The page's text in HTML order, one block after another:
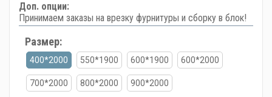
Доп. опции:
Принимаем заказы на врезку фурнитуры и сборку в блок!
Размер:
400*2000 550*1900 600*1900 600*2000
700*2000 800*2000 900*2000